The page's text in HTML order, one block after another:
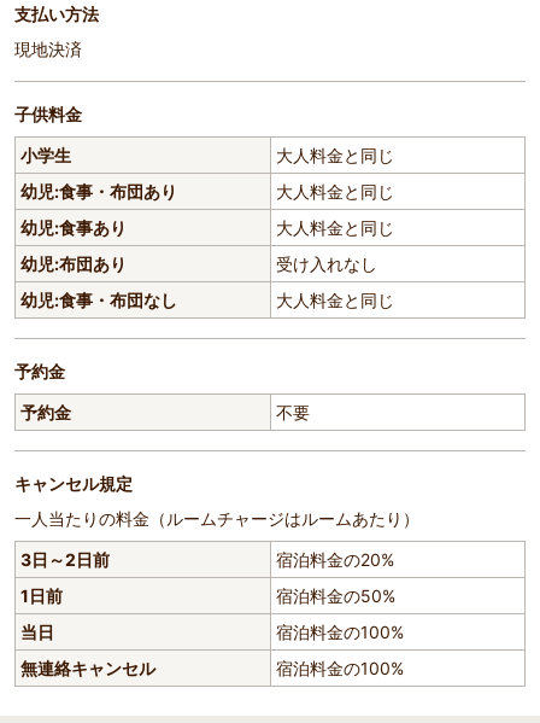
支払い方法
現地決済
子供料金
小学生
大人料金と同じ
幼児:食事・布団あり
大人料金と同じ
幼児:食事あり
大人料金と同じ
幼児:布団あり
受け入れなし
幼児:食事・布団なし
大人料金と同じ
予約金
予約金
不要
キャンセル規定
一人当たりの料金（ルームチャージはルームあたり）
3日～2日前
宿泊料金の20%
1日前
宿泊料金の50%
当日
宿泊料金の100%
無連絡キャンセル
宿泊料金の100%